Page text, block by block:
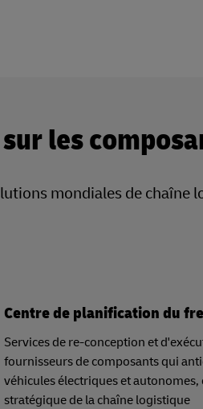
les
mondiales de
Centre de planification du
Services de re-conception et
fournisseurs de composants qui
véhicules électriques et
stratégique de la chaîne logistique